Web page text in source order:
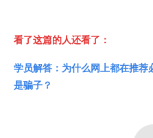
看了这篇的人还看了：
学员解答：为什么网上都在推
是骗子？